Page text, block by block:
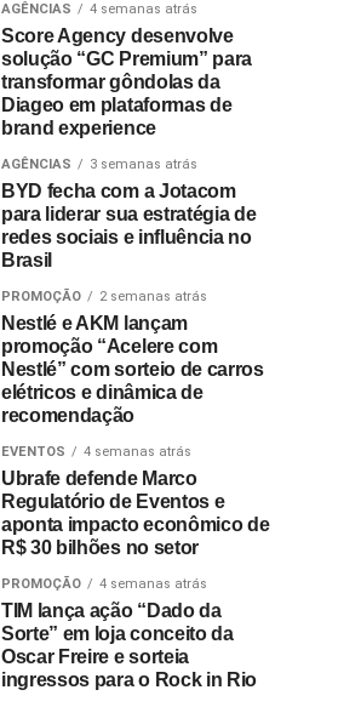
AGÊNCIAS 4 semanas atrás
Score Agency desenvolve
solução “GC Premium” para
transformar gôndolas da
Diageo em plataformas de
brand experience
AGÊNCIAS 3 semanas atrás
BYD fecha com a Jotacom
para liderar sua estratégia de
redes sociais e influência no
Brasil
PROMOÇÃO 2 semanas atrás
Nestlé e AKM lançam
promoção “Acelere com
Nestlé” com sorteio de carros
elétricos e dinâmica de
recomendação
EVENTOS 4 semanas atrás
Ubrafe defende Marco
Regulatório de Eventos e
aponta impacto econômico de
R$ 30 bilhões no setor
PROMOÇÃO 4 semanas atrás
TIM lança ação “Dado da
Sorte” em loja conceito da
Oscar Freire e sorteia
ingressos para o Rock in Rio